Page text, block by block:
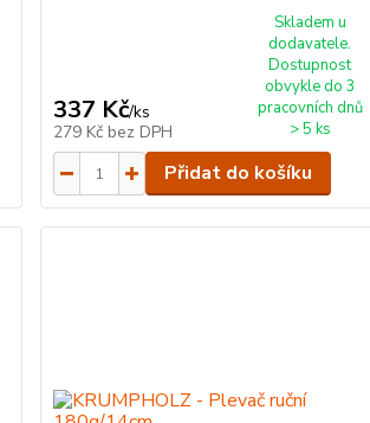
337 Kč/ks
279 Kč bez DPH
Skladem u
dodavatele.
Dostupnost
obvykle do 3
pracovních dnů
> 5 ks
Přidat do košíku